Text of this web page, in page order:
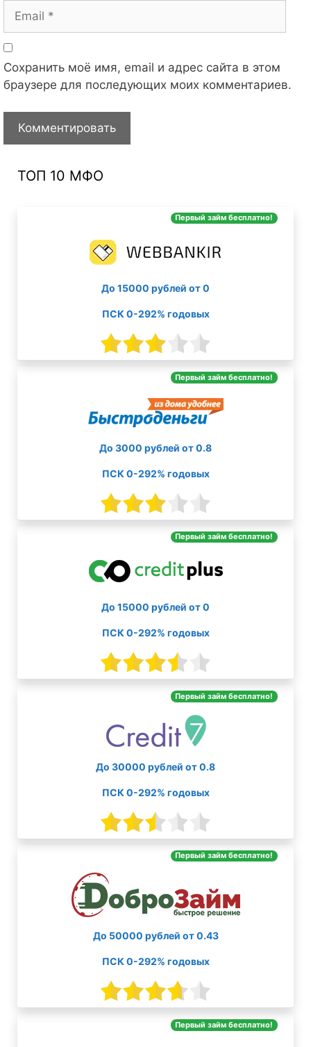
Email
Сохранить моё имя, email и адрес сайта в этом
браузере для последующих моих комментариев.
ТОП 10 МФО
Первый займ бесплатно!
До 15000 рублей от 0
ПСК 0-292% годовых
Первый займ бесплатно!
До 3000 рублей от 0.8
ПСК 0-292% годовых
Первый займ бесплатно!
До 15000 рублей от 0
ПСК 0-292% годовых
Первый займ бесплатно!
До 30000 рублей от 0.8
ПСК 0-292% годовых
Первый займ бесплатно!
До 50000 рублей от 0.43
ПСК 0-292% годовых
Первый займ бесплатно!